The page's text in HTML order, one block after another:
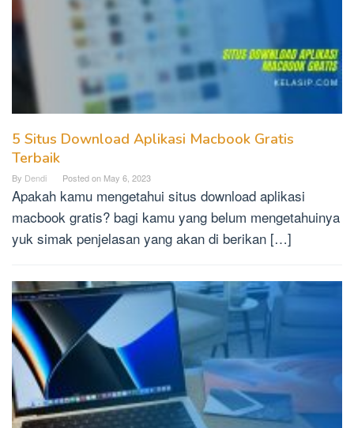
5 Situs Download Aplikasi Macbook Gratis
Terbaik
By Dendi Posted on May 6, 2023
Apakah kamu mengetahui situs download aplikasi
macbook gratis? bagi kamu yang belum mengetahuinya
yuk simak penjelasan yang akan di berikan […]